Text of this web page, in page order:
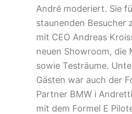
André moderiert. Sie
staunenden Besucher
mit CEO Andreas
neuen Showroom, die
sowie Testräume.
Gästen war auch der
Partner BMW i
mit dem Formel E